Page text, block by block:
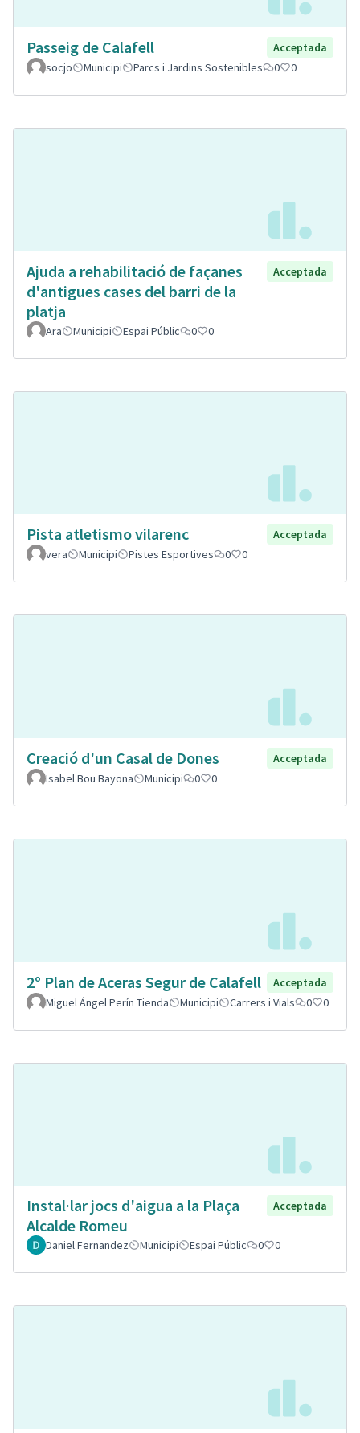
Passeig de Calafell
Acceptada
socjo
Municipi Parcs i Jardins Sostenibles 0 0
Ajuda a rehabilitació de façanes
d'antigues cases del barri de la
platja
Acceptada
Ara Municipi Espai Públic 0 0
Pista atletismo vilarenc
Acceptada
vera
Municipi Pistes Esportives 0 0
Creació d'un Casal de Dones
Acceptada
Isabel Bou Bayona
Municipi 0 0
2º Plan de Aceras Segur de Calafell
Acceptada
Miguel Ángel Perín Tienda
Municipi Carrers i Vials 0 0
Instal·lar jocs d'aigua a la Plaça
Alcalde Romeu
Acceptada
Daniel Fernandez Municipi Espai Públic 0 0